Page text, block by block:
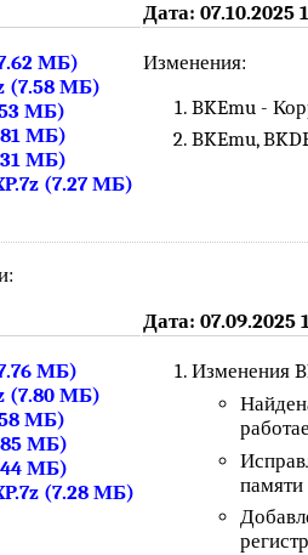
Дата: 07.10.2025
МБ)
(7.58 МБ)
МБ)
МБ)
МБ)
(7.27 МБ)
Изменения:
BKEmu -
BKEmu,
Дата: 07.09.2025
МБ)
(7.80 МБ)
МБ)
МБ)
МБ)
(7.28 МБ)
Изменения
памяти